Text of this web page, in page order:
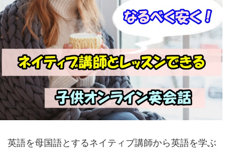
英語を母国語とするネイティブ講師から英語を学ぶ